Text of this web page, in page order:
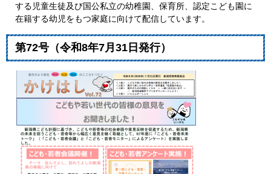
する児童生徒及び国公私立の幼稚園、保育所、認定こども園に
在籍する幼児をもつ家庭に向けて配信しています。
第72号（令和8年7月31日発行）